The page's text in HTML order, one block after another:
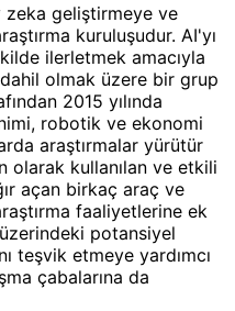
zeka geliştirmeye ve
kuruluşudur. AI'yı
ilerletmek amacıyla
olmak üzere bir grup
2015 yılında
robotik ve ekonomi
araştırmalar yürütür
olarak kullanılan ve etkili
açan birkaç araç ve
faaliyetlerine ek
potansiyel
teşvik etmeye yardımcı
çabalarına da